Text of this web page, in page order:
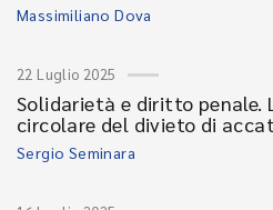
Massimiliano Dova
22 Luglio 2025
Solidarietà e diritto penale.
circolare del divieto di
Sergio Seminara